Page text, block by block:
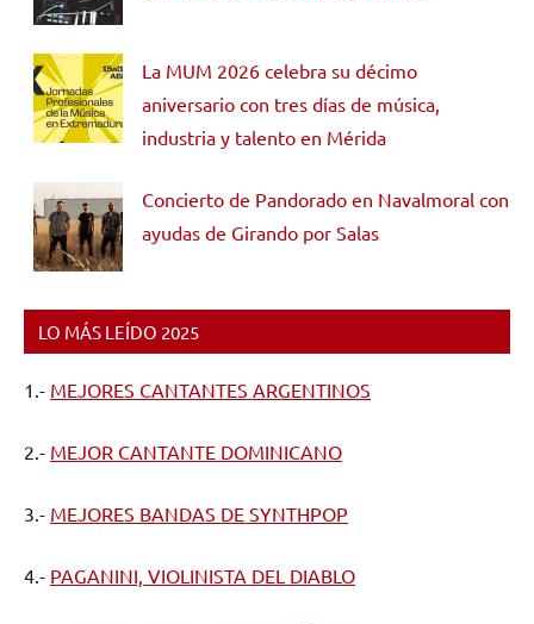
La MUM 2026 celebra su décimo
aniversario con tres días de música,
industria y talento en Mérida
Concierto de Pandorado en Navalmoral con
ayudas de Girando por Salas
LO MÁS LEÍDO 2025
1.- MEJORES CANTANTES ARGENTINOS
2.- MEJOR CANTANTE DOMINICANO
3.- MEJORES BANDAS DE SYNTHPOP
4.- PAGANINI, VIOLINISTA DEL DIABLO